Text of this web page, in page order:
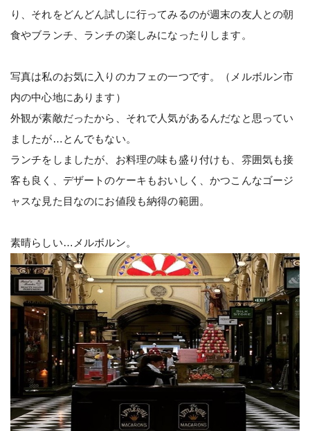
り、それをどんどん試しに行ってみるのが週末の友人との朝
食やブランチ、ランチの楽しみになったりします。
写真は私のお気に入りのカフェの一つです。（メルボルン市
内の中心地にあります）
外観が素敵だったから、それで人気があるんだなと思ってい
ましたが…とんでもない。
ランチをしましたが、お料理の味も盛り付けも、雰囲気も接
客も良く、デザートのケーキもおいしく、かつこんなゴージ
ャスな見た目なのにお値段も納得の範囲。
素晴らしい…メルボルン。